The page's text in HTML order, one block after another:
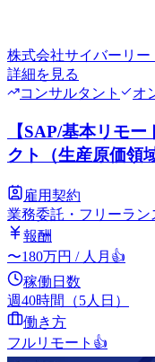
株式会社サイバーリー
詳細を見る
コンサルタント
オ
【SAP/基本リモ
クト（生産原価領
雇用契約
業務委託・フリーラン
報酬
〜180万円 / 人月 👍
稼働日数
週40時間（5人日）
働き方
フルリモート 👍